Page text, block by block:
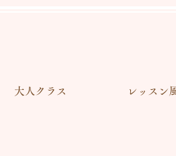
大人クラス レッスン